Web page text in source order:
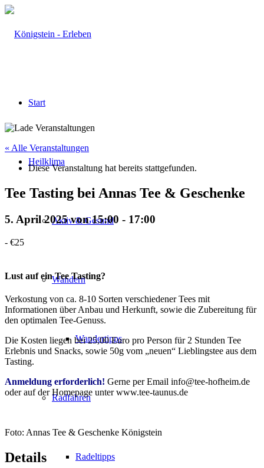
Start
Heilklima
Aktiv & Gesund
Wandern
Wandertipps
Radfahren
Radeltipps
« Alle Veranstaltungen
Diese Veranstaltung hat bereits stattgefunden.
Tee Tasting bei Annas Tee & Geschenke
5. April 2025 von 15:00 - 17:00
- €25
Lust auf ein Tee Tasting?
Verkostung von ca. 8-10 Sorten verschiedener Tees mit
Informationen über Anbau und Herkunft, sowie die Zubereitung für
den optimalen Tee-Genuss.
Die Kosten liegen bei 25,00 Euro pro Person für 2 Stunden Tee
Erlebnis und Snacks, sowie 50g vom „neuen“ Lieblingstee aus dem
Tasting.
Anmeldung erforderlich! Gerne per Email info@tee-hofheim.de
oder auf der Homepage unter www.tee-taunus.de
Foto: Annas Tee & Geschenke Königstein
Details